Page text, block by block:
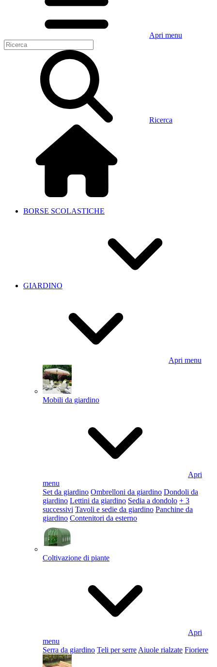
Apri menu
Ricerca
BORSE SCOLASTICHE
GIARDINO
Apri menu
Mobili da giardino
Apri
menu
Set da giardino Ombrelloni da giardino Dondoli da
giardino Lettini da giardino Sedia a dondolo + 3
successivi Tavoli e sedie da giardino Panchine da
giardino Contenitori da esterno
Coltivazione di piante
Apri
menu
Serra da giardino Teli per serre Aiuole rialzate Fioriere